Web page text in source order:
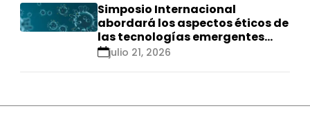
Simposio Internacional
abordará los aspectos éticos de
las tecnologías emergentes
para el control de
julio 21, 2026